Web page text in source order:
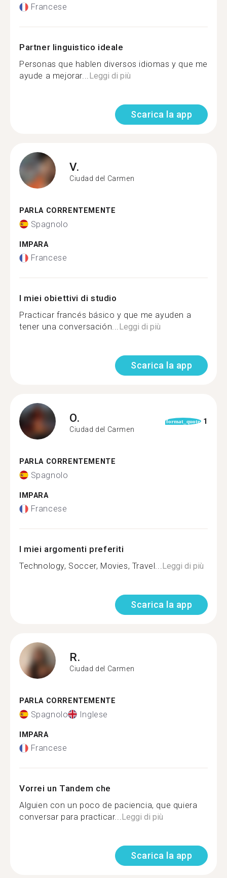
Francese
Partner linguistico ideale
Personas que hablen diversos idiomas y que me
ayude a mejorar...Leggi di più
Scarica la app
V.
Ciudad del Carmen
PARLA CORRENTEMENTE
Spagnolo
IMPARA
Francese
I miei obiettivi di studio
Practicar francés básico y que me ayuden a
tener una conversación...Leggi di più
Scarica la app
O.
Ciudad del Carmen
format_quote 1
PARLA CORRENTEMENTE
Spagnolo
IMPARA
Francese
I miei argomenti preferiti
Technology, Soccer, Movies, Travel...Leggi di più
Scarica la app
R.
Ciudad del Carmen
PARLA CORRENTEMENTE
Spagnolo Inglese
IMPARA
Francese
Vorrei un Tandem che
Alguien con un poco de paciencia, que quiera
conversar para practicar...Leggi di più
Scarica la app